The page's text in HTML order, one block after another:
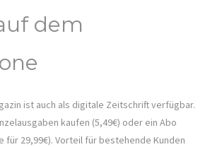
dem
ist auch als digitale Zeitschrift verfügbar.
kaufen (5,49€) oder ein Abo
für 29,99€). Vorteil für bestehende Kunden